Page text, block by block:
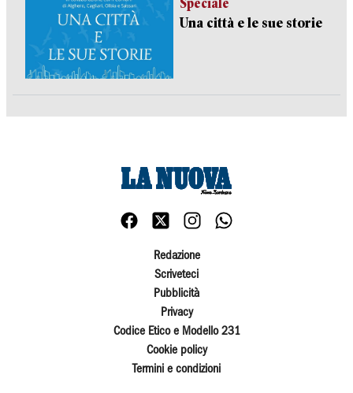
Speciale
Una città e le sue storie
Redazione
Scriveteci
Pubblicità
Privacy
Codice Etico e Modello 231
Cookie policy
Termini e condizioni